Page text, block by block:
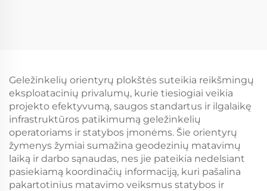
Geležinkelių orientyrų plokštės suteikia reikšmingų
eksploatacinių privalumų, kurie tiesiogiai veikia
projekto efektyvumą, saugos standartus ir ilgalaikę
infrastruktūros patikimumą geležinkelių
operatoriams ir statybos įmonėms. Šie orientyrų
žymenys žymiai sumažina geodezinių matavimų
laiką ir darbo sąnaudas, nes jie pateikia nedelsiant
pasiekiamą koordinačių informaciją, kuri pašalina
pakartotinius matavimo veiksmus statybos ir